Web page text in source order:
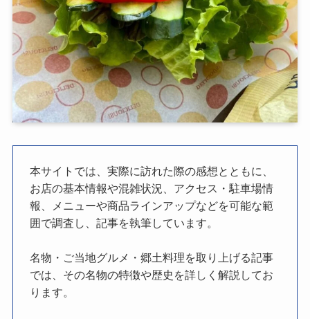
本サイトでは、実際に訪れた際の感想とともに、
お店の基本情報や混雑状況、アクセス・駐車場情
報、メニューや商品ラインアップなどを可能な範
囲で調査し、記事を執筆しています。
名物・ご当地グルメ・郷土料理を取り上げる記事
では、その名物の特徴や歴史を詳しく解説してお
ります。